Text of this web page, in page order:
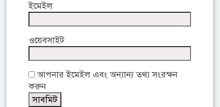
ইমেইল
ওয়েবসাইট
আপনার ইমেইল এবং অন্যান্য তথ্য সংরক্ষন
করুন